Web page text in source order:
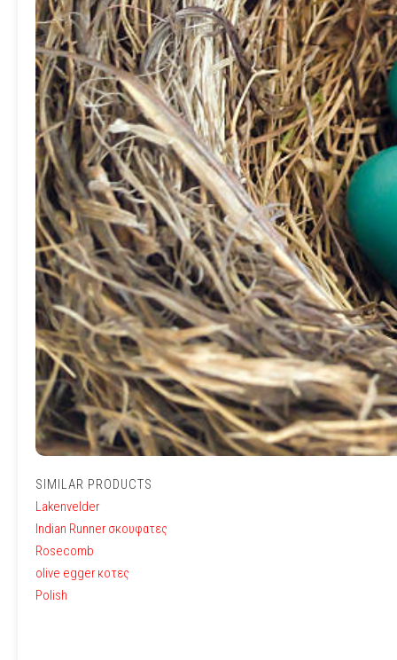
SIMILAR PRODUCTS
Lakenvelder
Indian Runner σκουφατες
Rosecomb
olive egger κοτες
Polish